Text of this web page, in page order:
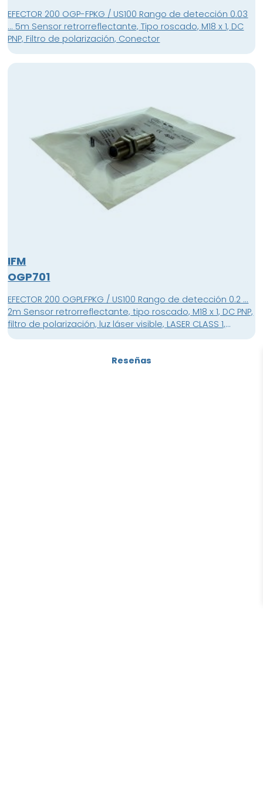
EFECTOR 200 OGP-FPKG / US100 Rango de detección 0.03
... 5m Sensor retrorreflectante, Tipo roscado, M18 x 1, DC
PNP, Filtro de polarización, Conector
IFM
OGP701
EFECTOR 200 OGPLFPKG / US100 Rango de detección 0.2 ...
2m Sensor retrorreflectante, tipo roscado, M18 x 1, DC PNP,
filtro de polarización, luz láser visible, LASER CLASS 1,
conector
Reseñas